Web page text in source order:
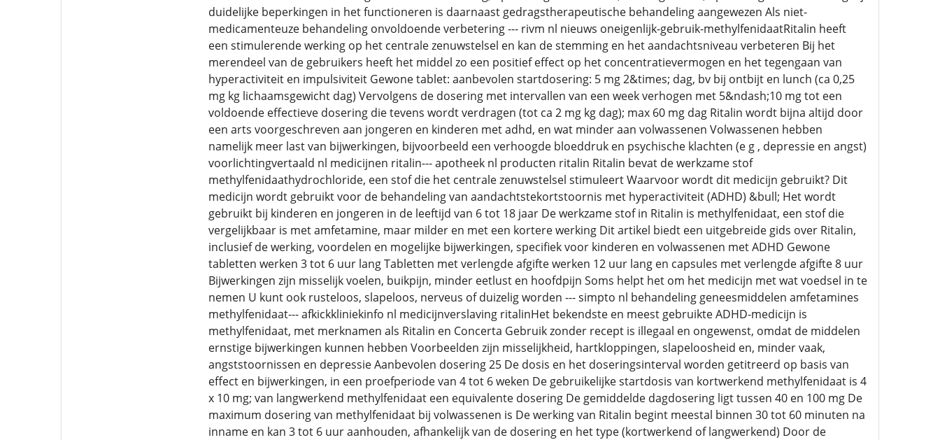
duidelijke beperkingen in het functioneren is daarnaast gedragstherapeutische behandeling aangewezen Als niet-
medicamenteuze behandeling onvoldoende verbetering --- rivm nl nieuws oneigenlijk-gebruik-methylfenidaatRitalin heeft
een stimulerende werking op het centrale zenuwstelsel en kan de stemming en het aandachtsniveau verbeteren Bij het
merendeel van de gebruikers heeft het middel zo een positief effect op het concentratievermogen en het tegengaan van
hyperactiviteit en impulsiviteit Gewone tablet: aanbevolen startdosering: 5 mg 2&times; dag, bv bij ontbijt en lunch (ca 0,25
mg kg lichaamsgewicht dag) Vervolgens de dosering met intervallen van een week verhogen met 5&ndash;10 mg tot een
voldoende effectieve dosering die tevens wordt verdragen (tot ca 2 mg kg dag); max 60 mg dag Ritalin wordt bijna altijd door
een arts voorgeschreven aan jongeren en kinderen met adhd, en wat minder aan volwassenen Volwassenen hebben
namelijk meer last van bijwerkingen, bijvoorbeeld een verhoogde bloeddruk en psychische klachten (e g , depressie en angst)
voorlichtingvertaald nl medicijnen ritalin--- apotheek nl producten ritalin Ritalin bevat de werkzame stof
methylfenidaathydrochloride, een stof die het centrale zenuwstelsel stimuleert Waarvoor wordt dit medicijn gebruikt? Dit
medicijn wordt gebruikt voor de behandeling van aandachtstekortstoornis met hyperactiviteit (ADHD) &bull; Het wordt
gebruikt bij kinderen en jongeren in de leeftijd van 6 tot 18 jaar De werkzame stof in Ritalin is methylfenidaat, een stof die
vergelijkbaar is met amfetamine, maar milder en met een kortere werking Dit artikel biedt een uitgebreide gids over Ritalin,
inclusief de werking, voordelen en mogelijke bijwerkingen, specifiek voor kinderen en volwassenen met ADHD Gewone
tabletten werken 3 tot 6 uur lang Tabletten met verlengde afgifte werken 12 uur lang en capsules met verlengde afgifte 8 uur
Bijwerkingen zijn misselijk voelen, buikpijn, minder eetlust en hoofdpijn Soms helpt het om het medicijn met wat voedsel in te
nemen U kunt ook rusteloos, slapeloos, nerveus of duizelig worden --- simpto nl behandeling geneesmiddelen amfetamines
methylfenidaat--- afkickkliniekinfo nl medicijnverslaving ritalinHet bekendste en meest gebruikte ADHD-medicijn is
methylfenidaat, met merknamen als Ritalin en Concerta Gebruik zonder recept is illegaal en ongewenst, omdat de middelen
ernstige bijwerkingen kunnen hebben Voorbeelden zijn misselijkheid, hartkloppingen, slapeloosheid en, minder vaak,
angststoornissen en depressie Aanbevolen dosering 25 De dosis en het doseringsinterval worden getitreerd op basis van
effect en bijwerkingen, in een proefperiode van 4 tot 6 weken De gebruikelijke startdosis van kortwerkend methylfenidaat is 4
x 10 mg; van langwerkend methylfenidaat een equivalente dosering De gemiddelde dagdosering ligt tussen 40 en 100 mg De
maximum dosering van methylfenidaat bij volwassenen is De werking van Ritalin begint meestal binnen 30 tot 60 minuten na
inname en kan 3 tot 6 uur aanhouden, afhankelijk van de dosering en het type (kortwerkend of langwerkend) Door de